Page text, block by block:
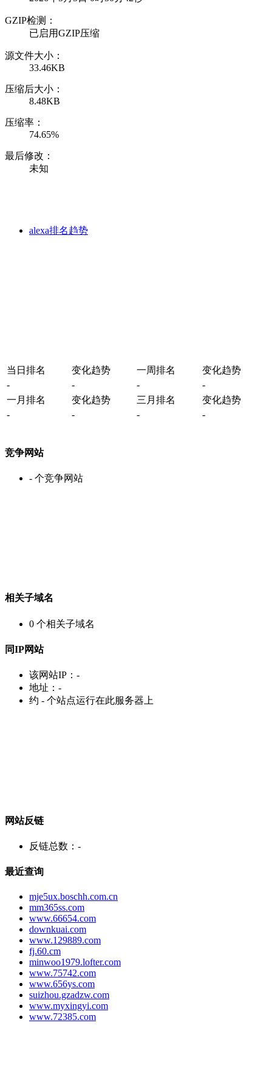
GZIP检测：
已启用GZIP压缩
源文件大小：
33.46KB
压缩后大小：
8.48KB
压缩率：
74.65%
最后修改：
未知
alexa排名趋势
当日排名 变化趋势 一周排名
变化趋势
-
- -
-
一月排名
变化趋势 三月排名
变化趋势
-
- - -
竞争网站
- 个竞争网站
相关子域名
0 个相关子域名
同IP网站
该网站IP： -
地址： -
约 - 个站点运行在此服务器上
网站反链
反链总数： -
最近查询
mje5ux.boschh.com.cn
mm365ss.com
www.66654.com
downkuai.com
www.129889.com
fj.60.cm
minwoo1979.lofter.com
www.75742.com
www.656ys.com
suizhou.gzadzw.com
www.myxingyi.com
www.72385.com